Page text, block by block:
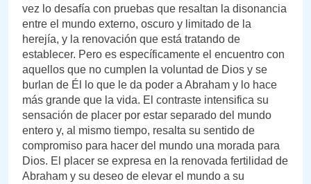
vez lo desafía con pruebas que resaltan la disonancia
entre el mundo externo, oscuro y limitado de la
herejía, y la renovación que está tratando de
establecer. Pero es específicamente el encuentro con
aquellos que no cumplen la voluntad de Dios y se
burlan de Él lo que le da poder a Abraham y lo hace
más grande que la vida. El contraste intensifica su
sensación de placer por estar separado del mundo
entero y, al mismo tiempo, resalta su sentido de
compromiso para hacer del mundo una morada para
Dios. El placer se expresa en la renovada fertilidad de
Abraham y su deseo de elevar el mundo a su